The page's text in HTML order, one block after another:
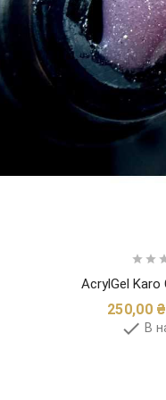
 
AcrylGel Karo
250,00 ₴
 В